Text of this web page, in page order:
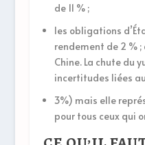
de 11 % ;
les obligations
rendement de 2 %
Chine. La chute du
incertitudes liées
3%) mais elle
pour tous ceux qui